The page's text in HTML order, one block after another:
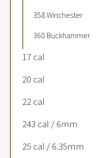
358 Winchester
360 Buckhammer
17 cal
20 cal
22 cal
243 cal / 6mm
25 cal / 6.35mm